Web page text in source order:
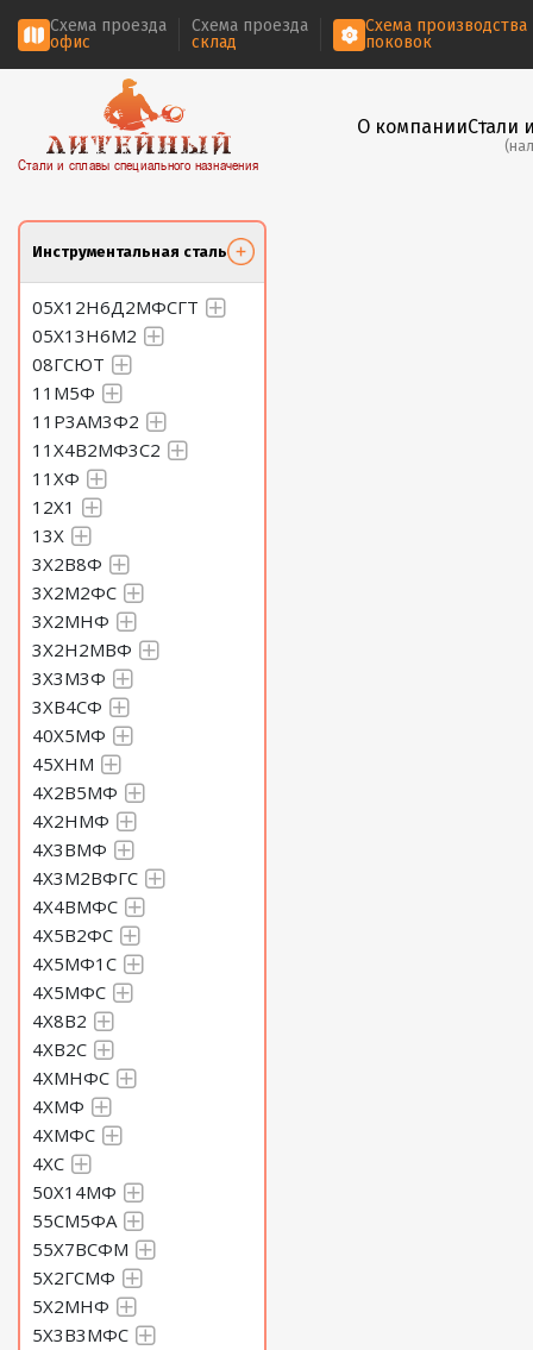
Схема проезда
офис
Схема проезда
склад
Схема производства
поковок
Стали и сплавы специального назначения
О компанииСтали
Инструментальная сталь
05Х12Н6Д2МФСГТ
05Х13Н6М2
08ГСЮТ
11М5Ф
11Р3АМ3Ф2
11Х4В2МФ3С2
11ХФ
12Х1
13Х
3Х2В8Ф
3Х2М2ФС
3Х2МНФ
3Х2Н2МВФ
3Х3М3Ф
3ХВ4СФ
40Х5МФ
45ХНМ
4Х2В5МФ
4Х2НМФ
4Х3ВМФ
4Х3М2ВФГС
4Х4ВМФС
4Х5В2ФС
4Х5МФ1С
4Х5МФС
4Х8В2
4ХВ2С
4ХМНФС
4ХМФ
4ХМФС
4ХС
50Х14МФ
55СМ5ФА
55Х7ВСФМ
5Х2ГСМФ
5Х2МНФ
5Х3В3МФС